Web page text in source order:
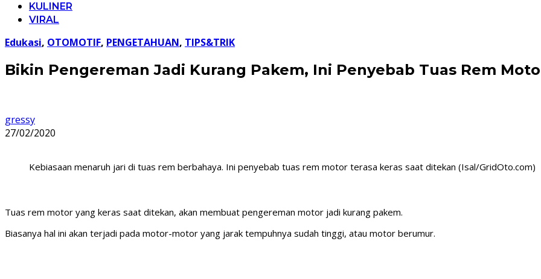
KULINER
VIRAL
Edukasi, OTOMOTIF, PENGETAHUAN, TIPS&TRIK
Bikin Pengereman Jadi Kurang Pakem, Ini Penyebab Tuas Rem
gressy
27/02/2020
Kebiasaan menaruh jari di tuas rem berbahaya. Ini penyebab tuas rem motor terasa keras saat ditekan (Isal/GridOto.com)
Tuas rem motor yang keras saat ditekan, akan membuat pengereman motor jadi kurang pakem.
Biasanya hal ini akan terjadi pada motor-motor yang jarak tempuhnya sudah tinggi, atau motor berumur.